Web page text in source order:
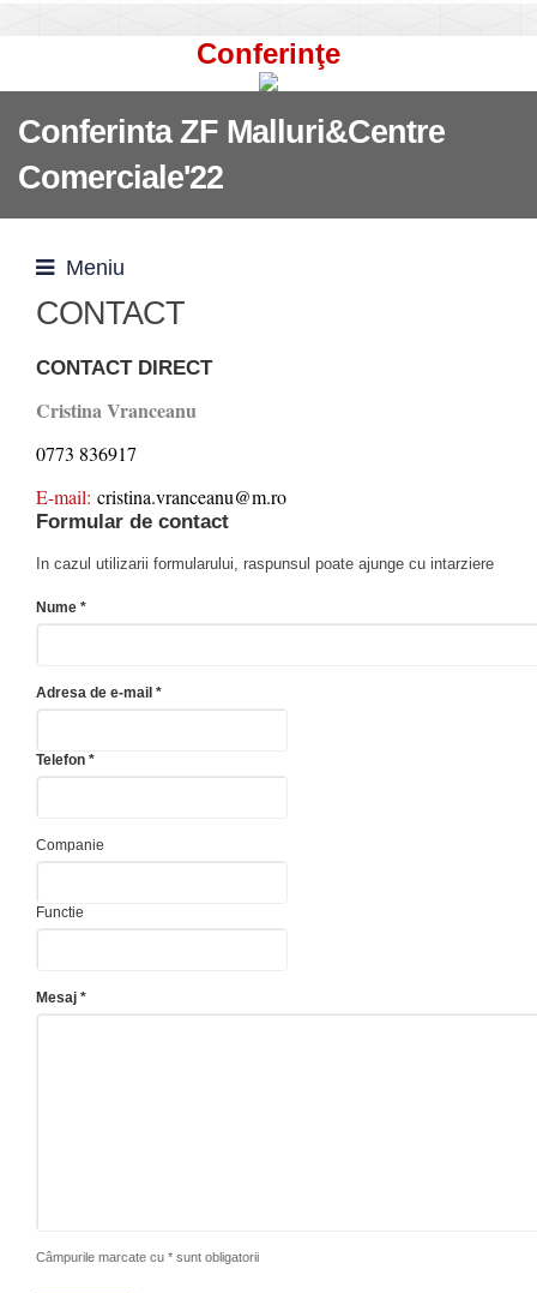
Conferinţe
Conferinta ZF Malluri&Centre
Comerciale'22
Meniu
CONTACT
CONTACT DIRECT
Cristina Vranceanu
0773 836917
E-mail: cristina.vranceanu@m.ro
Formular de contact
In cazul utilizarii formularului, raspunsul poate ajunge cu intarziere
Nume *
Adresa de e-mail *
Telefon *
Companie
Functie
Mesaj *
Câmpurile marcate cu * sunt obligatorii